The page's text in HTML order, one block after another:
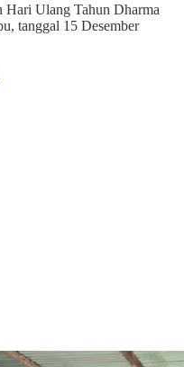
Hari Ulang Tahun Dharma
tanggal 15 Desember